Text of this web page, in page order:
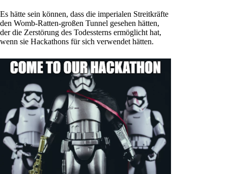
Es hätte sein können, dass die imperialen Streitkräfte
den Womb-Ratten-großen Tunnel gesehen hätten,
der die Zerstörung des Todessterns ermöglicht hat,
wenn sie Hackathons für sich verwendet hätten.